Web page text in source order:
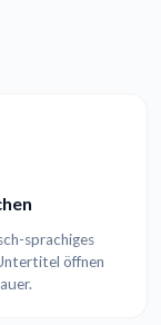
sprachiges
öffnen